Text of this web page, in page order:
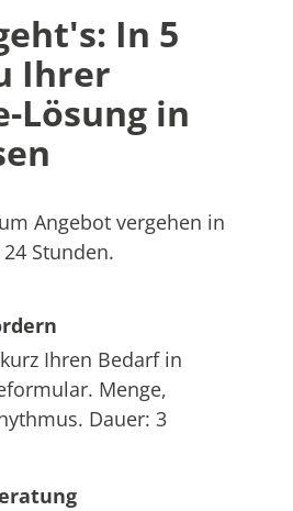
In 5
Ihrer
Lösung in
Angebot vergehen in
Stunden.
Ihren Bedarf in
Menge,
Dauer: 3